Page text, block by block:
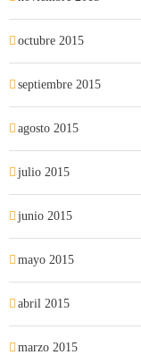
octubre 2015
septiembre 2015
agosto 2015
julio 2015
junio 2015
mayo 2015
abril 2015
marzo 2015